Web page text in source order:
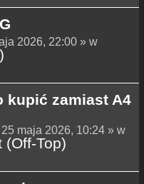
2026, 22:00 » w
kupić zamiast A4
25 maja 2026, 10:24 » w
(Off-Top)